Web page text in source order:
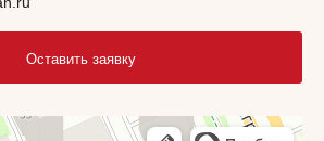
Оставить заявку